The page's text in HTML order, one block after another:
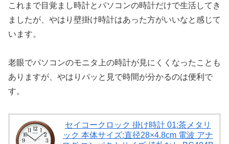
これまで目覚まし時計とパソコンの時計だけで生活してき
ましたが、やはり壁掛け時計はあった方がいいなと感じて
います。
老眼でパソコンのモニタ上の時計が見にくくなったことも
ありますが、やはりパッと見で時間が分かるのは便利で
す。
セイコークロック 掛け時計 01:茶メタリ
ック 本体サイズ:直径28×4.8cm 電波 アナ